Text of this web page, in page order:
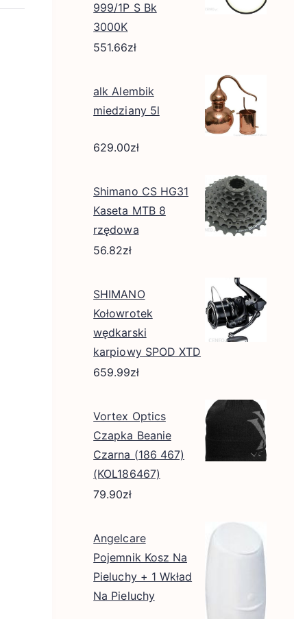
999/1P S Bk
3000K
551.66zł
alk Alembik
miedziany 5l
629.00zł
Shimano CS HG31
Kaseta MTB 8
rzędowa
56.82zł
SHIMANO
Kołowrotek
wędkarski
karpiowy SPOD XTD
659.99zł
Vortex Optics
Czapka Beanie
Czarna (186 467)
(KOL186467)
79.90zł
Angelcare
Pojemnik Kosz Na
Pieluchy + 1 Wkład
Na Pieluchy